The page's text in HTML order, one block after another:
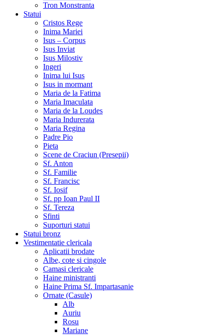
Tron Monstranta
Statui
Cristos Rege
Inima Mariei
Isus – Corpus
Isus Inviat
Isus Milostiv
Ingeri
Inima lui Isus
Isus in mormant
Maria de la Fatima
Maria Imaculata
Maria de la Loudes
Maria Indurerata
Maria Regina
Padre Pio
Pieta
Scene de Craciun (Presepii)
Sf. Anton
Sf. Familie
Sf. Francisc
Sf. Iosif
Sf. pp Ioan Paul II
Sf. Tereza
Sfinti
Suporturi statui
Statui bronz
Vestimentatie clericala
Aplicatii brodate
Albe, cote si cingole
Camasi clericale
Haine ministranti
Haine Prima Sf. Impartasanie
Ornate (Casule)
Alb
Auriu
Rosu
Mariane